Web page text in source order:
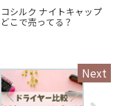
コシルク ナイトキャップ
こで売ってる？